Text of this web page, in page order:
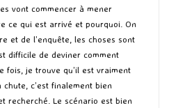
vont commencer à mener
ce qui est arrivé et pourquoi. On
et de l’enquête, les choses sont
difficile de deviner comment
fois, je trouve qu’il est vraiment
c’est finalement bien
recherché. Le scénario est bien